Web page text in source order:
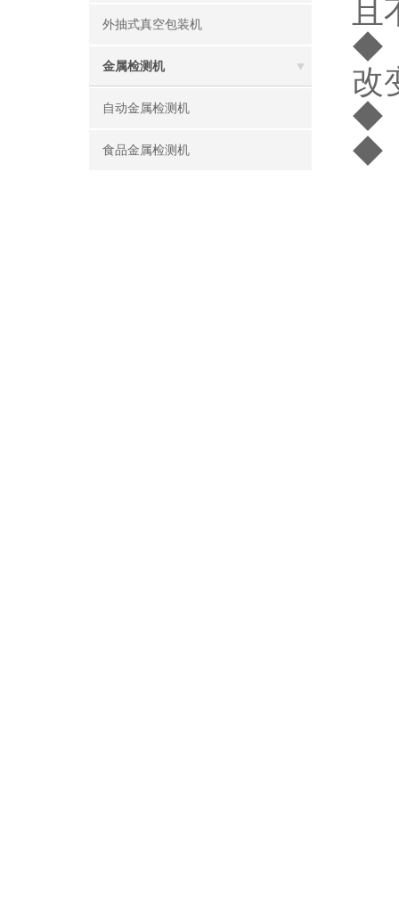
外抽式真空包装机
金属检测机
自动金属检测机
食品金属检测机
且
◆
改
◆
◆